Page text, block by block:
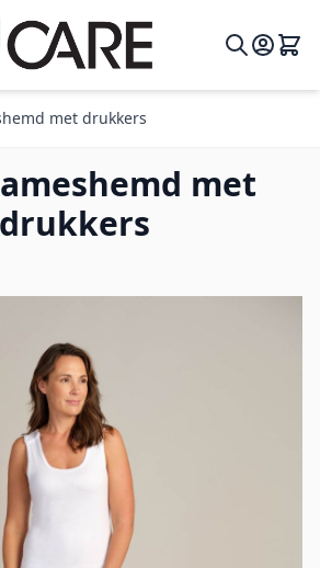
met drukkers
met
drukkers